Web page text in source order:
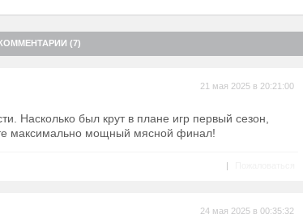
(7)
21 мая 2025 в 20:21:00
Насколько был крут в плане игр первый сезон,
максимально мощный мясной финал!
|
24 мая 2025 в 00:35:32